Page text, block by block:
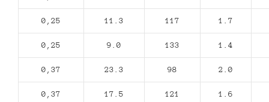
0,25 11.3 117 1.7
0,25 9.0 133 1.4
0,37 23.3 98 2.0
0,37 17.5 121 1.6